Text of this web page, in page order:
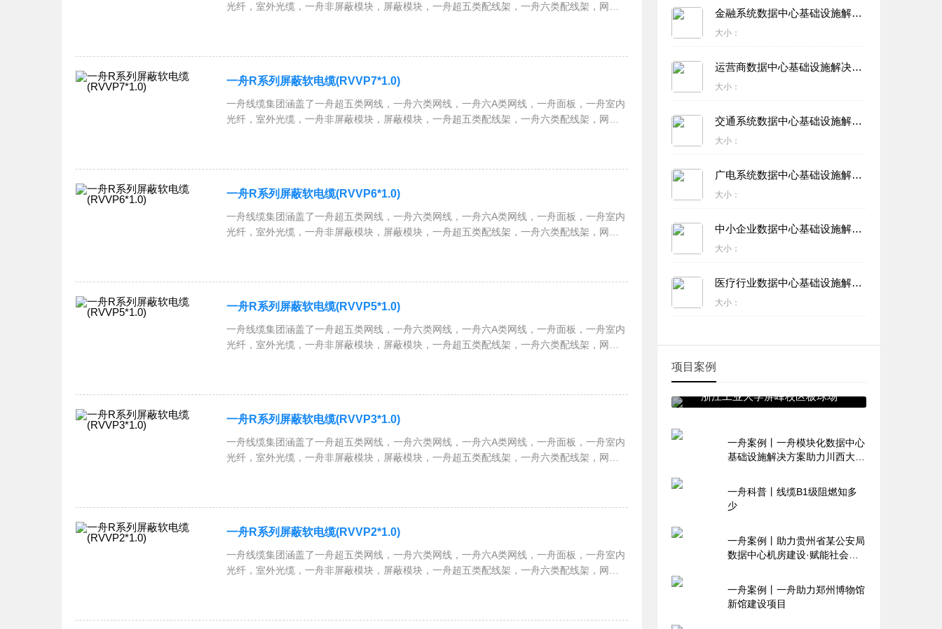
光纤，室外光缆，一舟非屏蔽模块，屏蔽模块，一舟超五类配线架，一舟六类配线架，网络
一舟R系列屏蔽软电缆(RVVP7*1.0)
一舟线缆集团涵盖了一舟超五类网线，一舟六类网线，一舟六A类网线，一舟面板，一舟室内
光纤，室外光缆，一舟非屏蔽模块，屏蔽模块，一舟超五类配线架，一舟六类配线架，网络
一舟R系列屏蔽软电缆(RVVP6*1.0)
一舟线缆集团涵盖了一舟超五类网线，一舟六类网线，一舟六A类网线，一舟面板，一舟室内
光纤，室外光缆，一舟非屏蔽模块，屏蔽模块，一舟超五类配线架，一舟六类配线架，网络
一舟R系列屏蔽软电缆(RVVP5*1.0)
一舟线缆集团涵盖了一舟超五类网线，一舟六类网线，一舟六A类网线，一舟面板，一舟室内
光纤，室外光缆，一舟非屏蔽模块，屏蔽模块，一舟超五类配线架，一舟六类配线架，网络
一舟R系列屏蔽软电缆(RVVP3*1.0)
一舟线缆集团涵盖了一舟超五类网线，一舟六类网线，一舟六A类网线，一舟面板，一舟室内
光纤，室外光缆，一舟非屏蔽模块，屏蔽模块，一舟超五类配线架，一舟六类配线架，网络
一舟R系列屏蔽软电缆(RVVP2*1.0)
一舟线缆集团涵盖了一舟超五类网线，一舟六类网线，一舟六A类网线，一舟面板，一舟室内
光纤，室外光缆，一舟非屏蔽模块，屏蔽模块，一舟超五类配线架，一舟六类配线架，网络
金融系统数据中心基础设施解决方案
大小：
运营商数据中心基础设施解决方案
大小：
交通系统数据中心基础设施解决方案
大小：
广电系统数据中心基础设施解决方案
大小：
中小企业数据中心基础设施解决方案
大小：
医疗行业数据中心基础设施解决方案
大小：
项目案例
浙江工业大学屏峰校区板球场
一舟案例丨一舟模块化数据中心
基础设施解决方案助力川西大数
一舟科普丨线缆B1级阻燃知多
少
一舟案例丨助力贵州省某公安局
数据中心机房建设·赋能社会治
一舟案例丨一舟助力郑州博物馆
新馆建设项目